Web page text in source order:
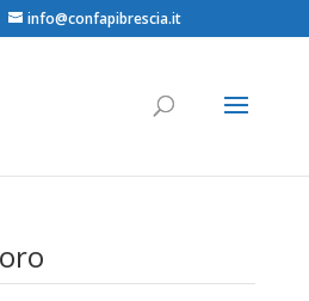
info@confapibrescia.it